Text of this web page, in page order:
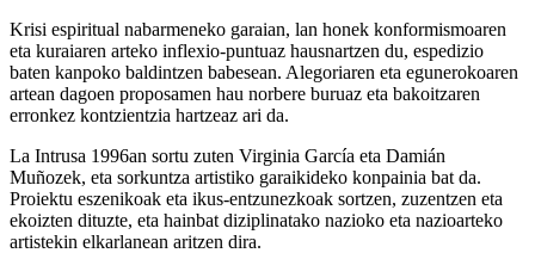
Krisi espiritual nabarmeneko garaian, lan honek konformismoaren
eta kuraiaren arteko inflexio-puntuaz hausnartzen du, espedizio
baten kanpoko baldintzen babesean. Alegoriaren eta egunerokoaren
artean dagoen proposamen hau norbere buruaz eta bakoitzaren
erronkez kontzientzia hartzeaz ari da.
La Intrusa 1996an sortu zuten Virginia García eta Damián
Muñozek, eta sorkuntza artistiko garaikideko konpainia bat da.
Proiektu eszenikoak eta ikus-entzunezkoak sortzen, zuzentzen eta
ekoizten dituzte, eta hainbat diziplinatako nazioko eta nazioarteko
artistekin elkarlanean aritzen dira.